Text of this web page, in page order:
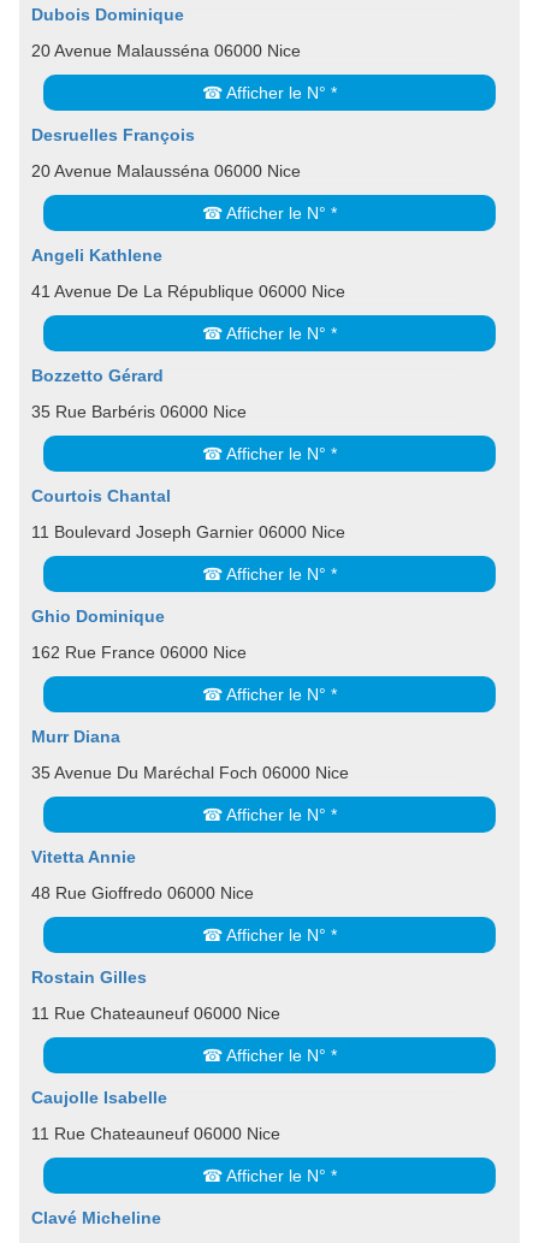
Dubois Dominique
20 Avenue Malausséna 06000 Nice
☎ Afficher le N° *
Desruelles François
20 Avenue Malausséna 06000 Nice
☎ Afficher le N° *
Angeli Kathlene
41 Avenue De La République 06000 Nice
☎ Afficher le N° *
Bozzetto Gérard
35 Rue Barbéris 06000 Nice
☎ Afficher le N° *
Courtois Chantal
11 Boulevard Joseph Garnier 06000 Nice
☎ Afficher le N° *
Ghio Dominique
162 Rue France 06000 Nice
☎ Afficher le N° *
Murr Diana
35 Avenue Du Maréchal Foch 06000 Nice
☎ Afficher le N° *
Vitetta Annie
48 Rue Gioffredo 06000 Nice
☎ Afficher le N° *
Rostain Gilles
11 Rue Chateauneuf 06000 Nice
☎ Afficher le N° *
Caujolle Isabelle
11 Rue Chateauneuf 06000 Nice
☎ Afficher le N° *
Clavé Micheline